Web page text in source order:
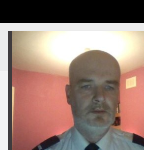
SERVEURS